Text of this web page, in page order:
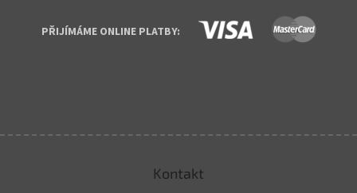
PŘIJÍMÁME ONLINE PLATBY:
Kontakt